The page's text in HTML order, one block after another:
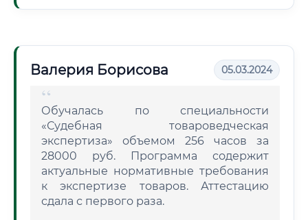
Валерия Борисова 05.03.2024
Обучалась по специальности
«Судебная товароведческая
экспертиза» объемом 256 часов за
28000 руб. Программа содержит
актуальные нормативные требования
к экспертизе товаров. Аттестацию
сдала с первого раза.